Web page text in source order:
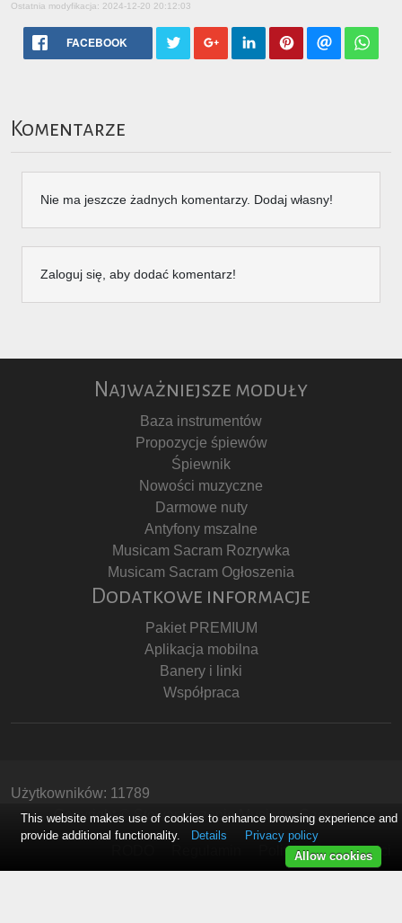
Ostatnia modyfikacja: 2024-12-20 20:12:03
FACEBOOK
Komentarze
Nie ma jeszcze żadnych komentarzy. Dodaj własny!
Zaloguj się, aby dodać komentarz!
Najważniejsze moduły
Baza instrumentów
Propozycje śpiewów
Śpiewnik
Nowości muzyczne
Darmowe nuty
Antyfony mszalne
Musicam Sacram Rozrywka
Musicam Sacram Ogłoszenia
Dodatkowe informacje
Pakiet PREMIUM
Aplikacja mobilna
Banery i linki
Współpraca
Użytkowników: 11789
Copyright © Stowarzyszenie Musicam Sacram
Polityka Prywatności
This website makes use of cookies to enhance browsing experience and
provide additional functionality.
Details
Privacy policy
Allow cookies